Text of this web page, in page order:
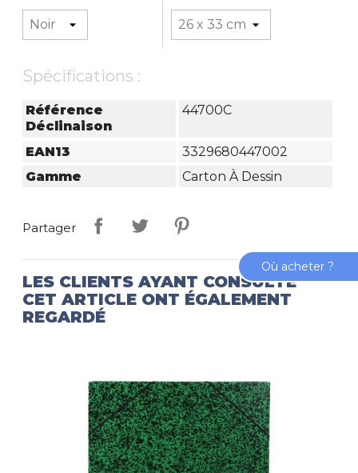
Spécifications :
Référence
Déclinaison
44700C
EAN13
3329680447002
Gamme
Carton À Dessin
Partager
LES CLIENTS AYANT CONSULTÉ
CET ARTICLE ONT ÉGALEMENT
REGARDÉ
Où acheter ?